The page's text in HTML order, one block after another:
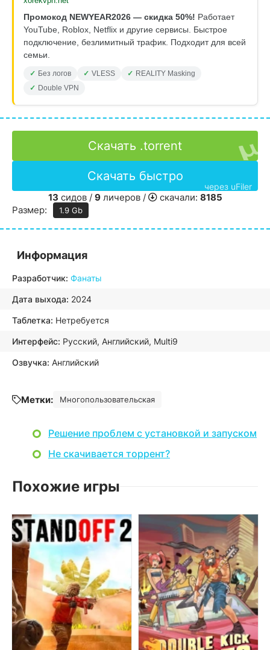
Промокод NEWYEAR2026 — скидка 50%! Работает
YouTube, Roblox, Netflix и другие сервисы. Быстрое
подключение, безлимитный трафик. Подходит для всей
семьи.
Без логов VLESS
REALITY Masking
Double VPN
Скачать .torrent
Скачать быстро
через uFiler
13 сидов / 9личеров / скачали: 8185
Размер:
1.9 Gb
Информация
Разработчик: Фанаты
Дата выхода: 2024
Таблетка: Нетребуется
Интерфейс: Русский, Английский, Multi9
Озвучка: Английский
Метки: Многопользовательская
Решение проблем с установкой и запуском
Не скачивается торрент?
Похожие игры